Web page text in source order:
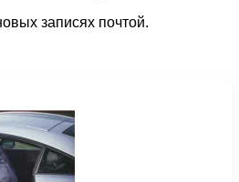
записях почтой.